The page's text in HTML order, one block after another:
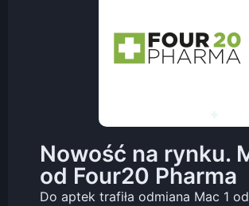
Nowość na rynku.
od Four20 Pharma
Do aptek trafiła odmiana Mac 1 od